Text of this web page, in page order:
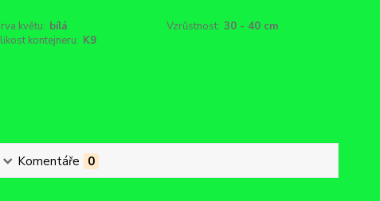
květu: bílá Vzrůstnost: 30 - 40 cm
kontejneru: K9
Komentáře 0